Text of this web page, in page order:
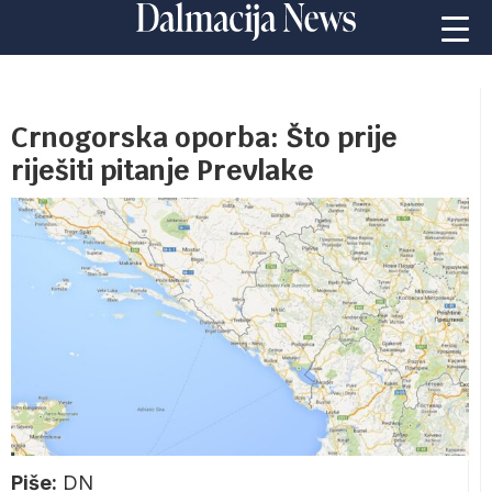
Crnogorska oporba: Što prije
riješiti pitanje Prevlake
Piše: DN